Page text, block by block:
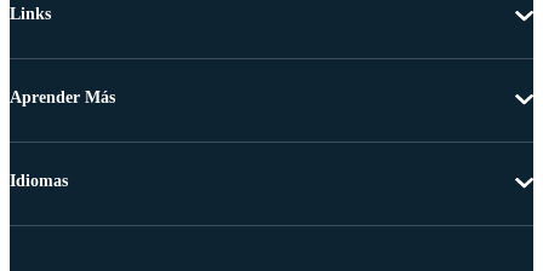
Links
Aprender Más
Idiomas